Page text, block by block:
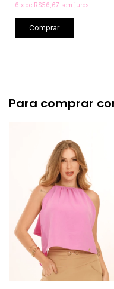
6 x de R$56,67 sem juros
Comprar
Para comprar